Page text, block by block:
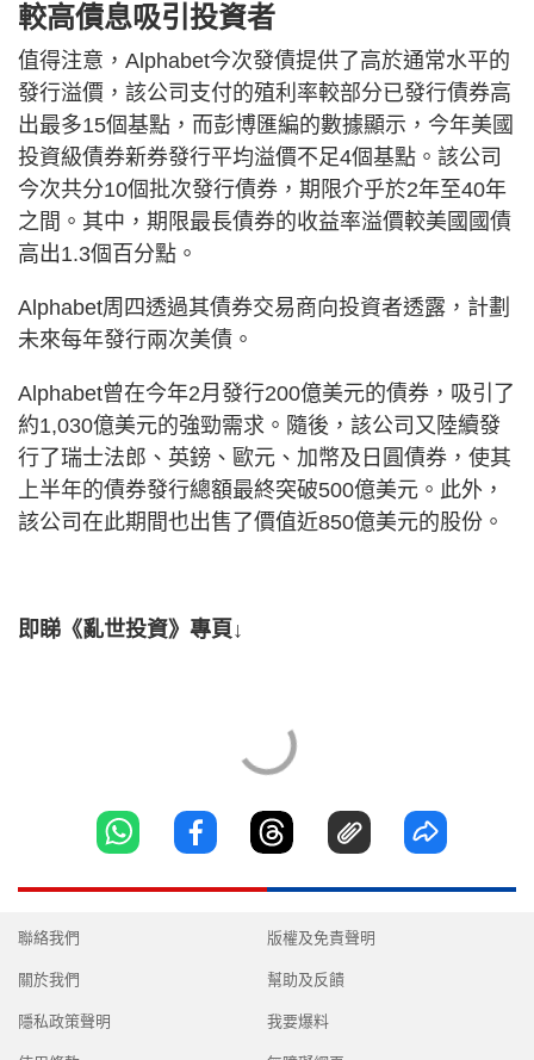
較高債息吸引投資者
值得注意，Alphabet今次發債提供了高於通常水平的
發行溢價，該公司支付的殖利率較部分已發行債券高
出最多15個基點，而彭博匯編的數據顯示，今年美國
投資級債券新券發行平均溢價不足4個基點。該公司
今次共分10個批次發行債券，期限介乎於2年至40年
之間。其中，期限最長債券的收益率溢價較美國國債
高出1.3個百分點。
Alphabet周四透過其債券交易商向投資者透露，計劃
未來每年發行兩次美債。
Alphabet曾在今年2月發行200億美元的債券，吸引了
約1,030億美元的強勁需求。隨後，該公司又陸續發
行了瑞士法郎、英鎊、歐元、加幣及日圓債券，使其
上半年的債券發行總額最終突破500億美元。此外，
該公司在此期間也出售了價值近850億美元的股份。
即睇《亂世投資》專頁↓
聯絡我們
關於我們
隱私政策聲明
版權及免責聲明
幫助及反饋
我要爆料